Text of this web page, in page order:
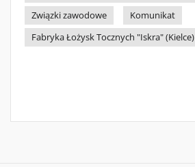
Związki zawodowe
Komunikat
Fabryka Łożysk Tocznych "Iskra" (Kielce)